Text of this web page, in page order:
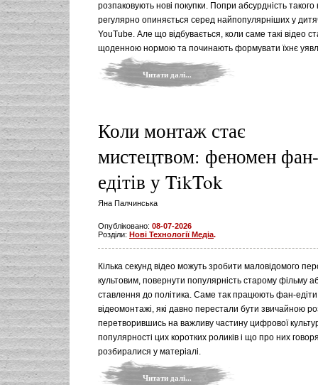
розпаковують нові покупки. Попри абсурдність такого
регулярно опиняється серед найпопулярніших у
YouTube. Але що відбувається, коли саме такі відео
щоденною нормою та починають формувати їхнє
Читати далі...
Коли монтаж стає
мистецтвом: феномен фан-
едітів у TikTok
Яна Палчинська
Опубліковано: 08-07-2026
Розділи: Нові Технології Медіа.
Кілька секунд відео можуть зробити маловідомого
культовим, повернути популярність старому фільму
ставлення до політика. Саме так працюють фан-едіти
відеомонтажі, які давно перестали бути звичайною
перетворившись на важливу частину цифрової
популярності цих коротких роликів і що про них
розбиралися у матеріалі.
Читати далі...